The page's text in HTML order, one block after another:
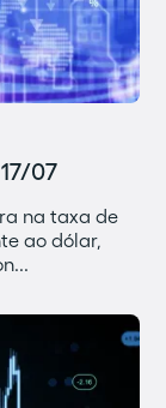
07
na taxa de
ao dólar,